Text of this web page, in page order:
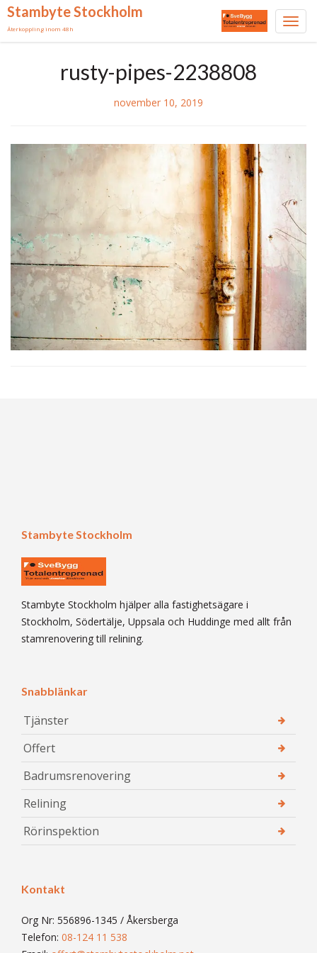
Stambyte Stockholm
Återkoppling inom 48h
rusty-pipes-2238808
november 10, 2019
Stambyte Stockholm
Stambyte Stockholm hjälper alla fastighetsägare i
Stockholm, Södertälje, Uppsala och Huddinge med allt från
stamrenovering till relining.
Snabblänkar
Tjänster
Offert
Badrumsrenovering
Relining
Rörinspektion
Kontakt
Org Nr: 556896-1345 / Åkersberga
Telefon: 08-124 11 538